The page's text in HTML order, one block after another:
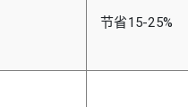
节省15-25%